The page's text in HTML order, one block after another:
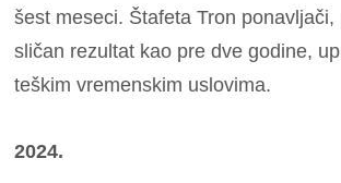
šest meseci. Štafeta Tron
sličan rezultat kao pre dve godine,
teškim vremenskim uslovima.
2024.